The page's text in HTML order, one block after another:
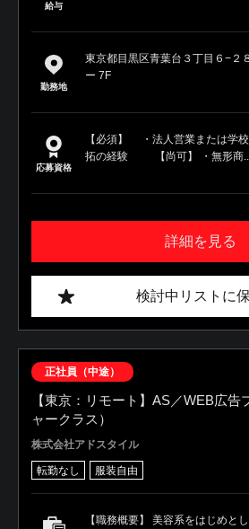
給与
勤務地
東京都目黒区青葉台３丁目６−２
ー 7F
応募資格
【必須】 ・法人営業または学
拓の経験 【尚可】 ・無形商
詳細を見る
検討中リストに
正社員（中途）
【東京：リモート】AS／WEB広告
ャークラス）
株式会社アドスタイル
転勤なし 服装自由
【職務概要】 美容系をはじめと